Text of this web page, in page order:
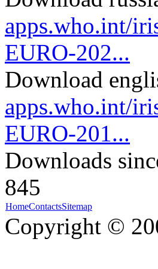
apps.who.int/
EURO-202...
Download
apps.who.int/
EURO-201...
Downloads
845
HomeContactsSitemap
Copyright ©